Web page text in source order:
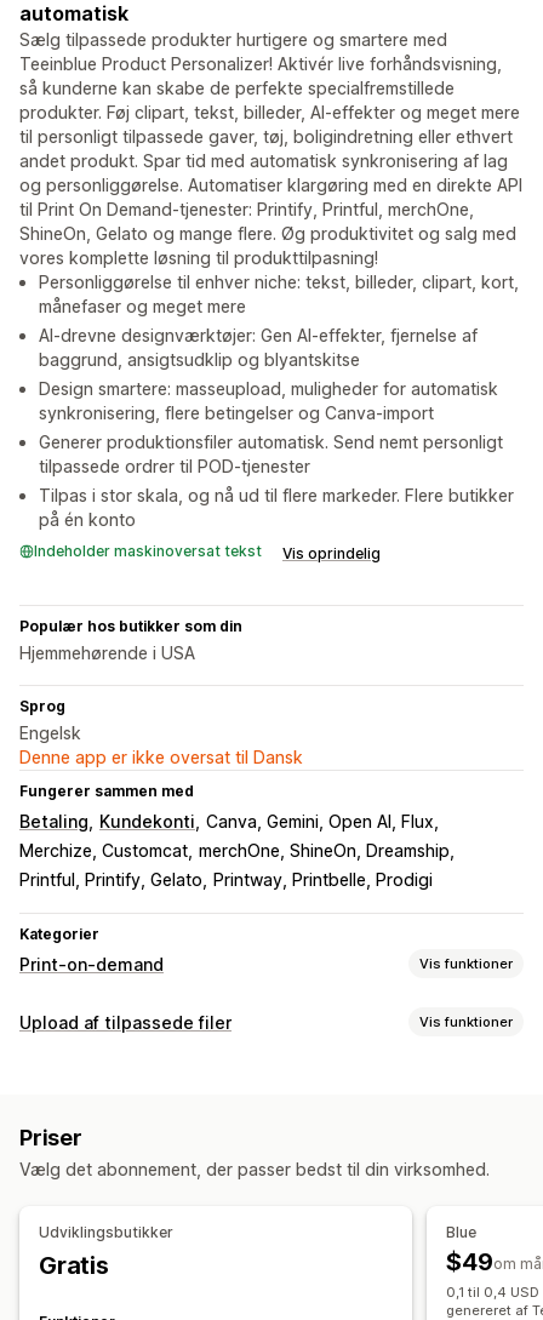
automatisk
Sælg tilpassede produkter hurtigere og smartere med
Teeinblue Product Personalizer! Aktivér live forhåndsvisning,
så kunderne kan skabe de perfekte specialfremstillede
produkter. Føj clipart, tekst, billeder, AI-effekter og meget mere
til personligt tilpassede gaver, tøj, boligindretning eller ethvert
andet produkt. Spar tid med automatisk synkronisering af lag
og personliggørelse. Automatiser klargøring med en direkte API
til Print On Demand-tjenester: Printify, Printful, merchOne,
ShineOn, Gelato og mange flere. Øg produktivitet og salg med
vores komplette løsning til produkttilpasning!
Personliggørelse til enhver niche: tekst, billeder, clipart, kort,
månefaser og meget mere
AI-drevne designværktøjer: Gen AI-effekter, fjernelse af
baggrund, ansigtsudklip og blyantskitse
Design smartere: masseupload, muligheder for automatisk
synkronisering, flere betingelser og Canva-import
Generer produktionsfiler automatisk. Send nemt personligt
tilpassede ordrer til POD-tjenester
Tilpas i stor skala, og nå ud til flere markeder. Flere butikker
på én konto
Indeholder maskinoversat tekst Vis oprindelig
Populær hos butikker som din
Hjemmehørende i USA
Sprog
Engelsk
Denne app er ikke oversat til Dansk
Fungerer sammen med
Betaling Kundekonti Canva, Gemini, Open AI, Flux
Merchize, Customcat merchOne, ShineOn, Dreamship
Printful, Printify, Gelato
Printway, Printbelle, Prodigi
Kategorier
Print-on-demand Vis funktioner
Produkttilpasning
Produkter
Heldækkende print
Tasker Tæpper Beklædning
Broderi
Laserhåndværk
Vægkunst
Leveringsmuligheder
Global klargøring
Upload af tilpassede filer Vis funktioner
Priser
Vælg det abonnement, der passer bedst til din virksomhed.
Udviklingsbutikker
Gratis
Blue
$49om
0,1 til 0,4
genereret af